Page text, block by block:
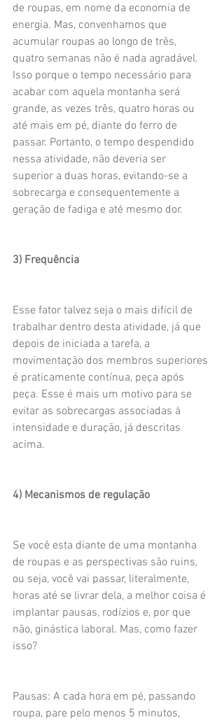
de roupas, em nome da economia de
energia. Mas, convenhamos que
acumular roupas ao longo de três,
quatro semanas não é nada agradável.
Isso porque o tempo necessário para
acabar com aquela montanha será
grande, as vezes três, quatro horas ou
até mais em pé, diante do ferro de
passar. Portanto, o tempo despendido
nessa atividade, não deveria ser
superior a duas horas, evitando-se a
sobrecarga e consequentemente a
geração de fadiga e até mesmo dor.
3) Frequência
Esse fator talvez seja o mais difícil de
trabalhar dentro desta atividade, já que
depois de iniciada a tarefa, a
movimentação dos membros superiores
é praticamente contínua, peça após
peça. Esse é mais um motivo para se
evitar as sobrecargas associadas à
intensidade e duração, já descritas
acima.
4) Mecanismos de regulação
Se você esta diante de uma montanha
de roupas e as perspectivas são ruins,
ou seja, você vai passar, literalmente,
horas até se livrar dela, a melhor coisa é
implantar pausas, rodízios e, por que
não, ginástica laboral. Mas, como fazer
isso?
Pausas: A cada hora em pé, passando
roupa, pare pelo menos 5 minutos,